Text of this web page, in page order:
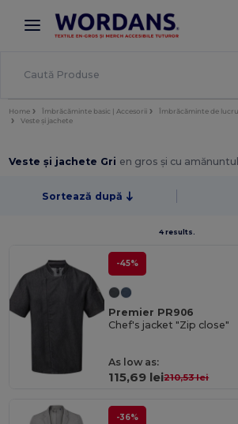
× Aplicația Wordans
Prețuri mai bune în aplicație!
Home Îmbrăcăminte basic | Accesorii Îmbrăcăminte de lucru
Veste și jachete
Veste și jachete Gri en gros și cu amănuntul
Sortează după
4 results.
-45%
Premier PR906
Chef's jacket "Zip close"
As low as:
115,69 lei210,53 lei
-36%